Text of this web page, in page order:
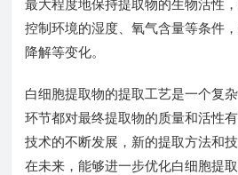
最大程度地保持提取物的生物活性
控制环境的湿度、氧气含量等条件
降解等变化。
白细胞提取物的提取工艺是一个复
环节都对最终提取物的质量和活性
技术的不断发展，新的提取方法和
在未来，能够进一步优化白细胞提